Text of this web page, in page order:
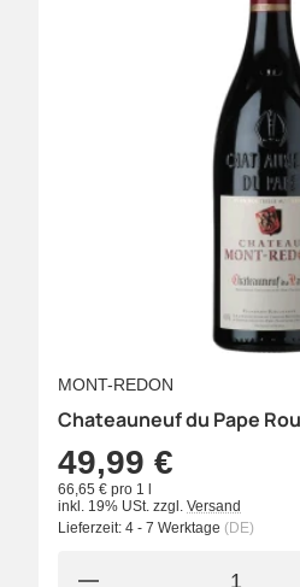
MONT-REDON
Chateauneuf du Pape
49,99 €
66,65 € pro 1 l
inkl. 19% USt. zzgl. Versand
Lieferzeit: 4 - 7 Werktage (DE)